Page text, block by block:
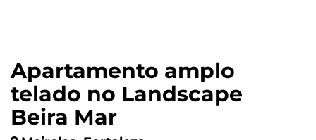
Apartamento amplo
telado no Landscape
Beira Mar